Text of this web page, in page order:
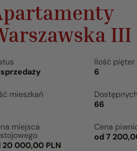
III
Ilość pięter
6
mieszkań
Dostępnych
66
miejsca
20 000,00 PLN
Cena
od 7